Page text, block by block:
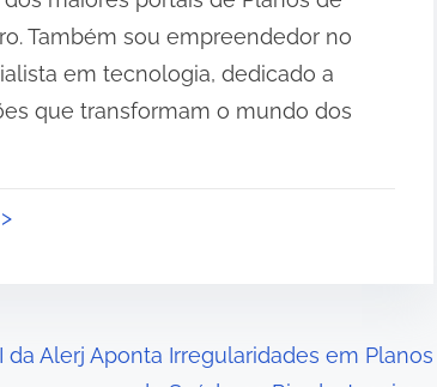
Também sou empreendedor no
em tecnologia, dedicado a
que transformam o mundo dos
da Alerj Aponta Irregularidades em Planos